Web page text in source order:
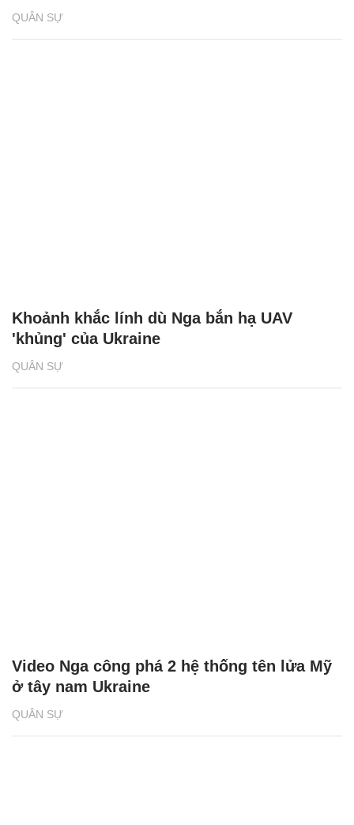
QUÂN SỰ
QUÂN SỰ
Khoảnh khắc lính dù Nga bắn hạ UAV
'khủng' của Ukraine
QUÂN SỰ
Video Nga công phá 2 hệ thống tên lửa Mỹ
ở tây nam Ukraine